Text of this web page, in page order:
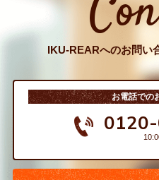
IKU-REARへのお問い
お電話での